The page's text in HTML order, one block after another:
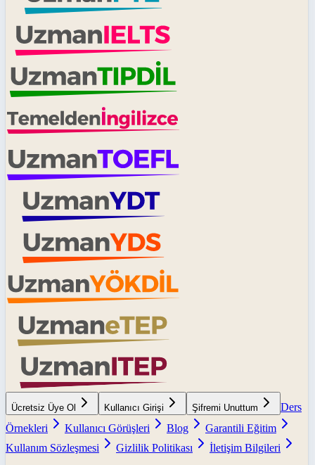
Ücretsiz Üye Ol Kullanıcı Girişi Şifremi Unuttum
Ders
Örnekleri
Kullanıcı Görüşleri Blog
Garantili Eğitim
Kullanım Sözleşmesi
Gizlilik Politikası
İletişim Bilgileri